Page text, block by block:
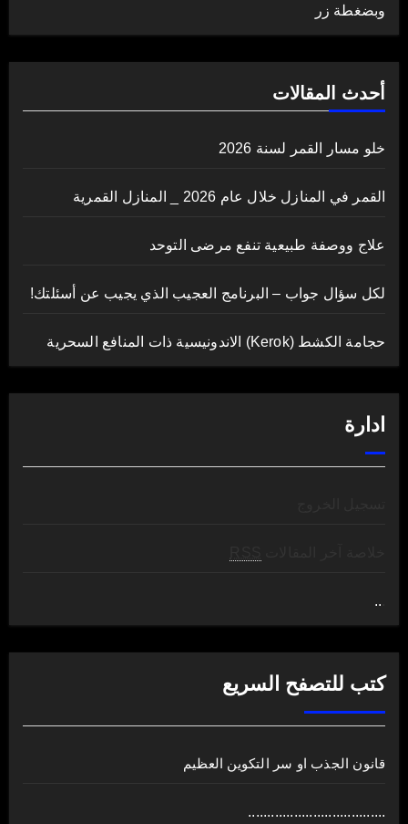
وبضغطة زر
أحدث المقالات
خلو مسار القمر لسنة 2026
القمر في المنازل خلال عام 2026 _ المنازل القمرية
علاج ووصفة طبيعية تنفع مرضى التوحد
لكل سؤال جواب – البرنامج العجيب الذي يجيب عن أسئلتك!
حجامة الكشط (Kerok) الاندونيسية ذات المنافع السحرية
ادارة
..
كتب للتصفح السريع
قانون الجذب او سر التكوين العظيم
....................................